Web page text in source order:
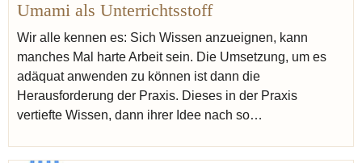
Umami als Unterrichtsstoff
Wir alle kennen es: Sich Wissen anzueignen, kann
manches Mal harte Arbeit sein. Die Umsetzung, um es
adäquat anwenden zu können ist dann die
Herausforderung der Praxis. Dieses in der Praxis
vertiefte Wissen, dann ihrer Idee nach so…